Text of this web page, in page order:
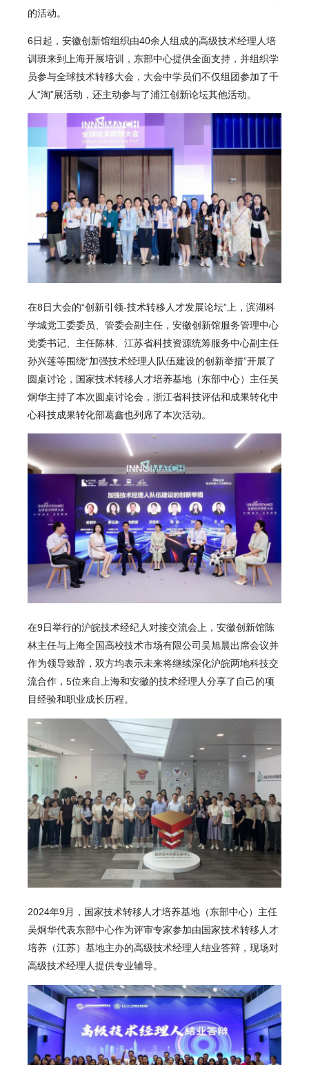
的活动。
6日起，安徽创新馆组织由40余人组成的高级技术经理人培
训班来到上海开展培训，东部中心提供全面支持，并组织学
员参与全球技术转移大会，大会中学员们不仅组团参加了千
人“淘”展活动，还主动参与了浦江创新论坛其他活动。
在8日大会的“创新引领-技术转移人才发展论坛”上，滨湖科
学城党工委委员、管委会副主任，安徽创新馆服务管理中心
党委书记、主任陈林、江苏省科技资源统筹服务中心副主任
孙兴莲等围绕“加强技术经理人队伍建设的创新举措”开展了
圆桌讨论，国家技术转移人才培养基地（东部中心）主任吴
炯华主持了本次圆桌讨论会，浙江省科技评估和成果转化中
心科技成果转化部葛鑫也列席了本次活动。
在9日举行的沪皖技术经纪人对接交流会上，安徽创新馆陈
林主任与上海全国高校技术市场有限公司吴旭晨出席会议并
作为领导致辞，双方均表示未来将继续深化沪皖两地科技交
流合作，5位来自上海和安徽的技术经理人分享了自己的项
目经验和职业成长历程。
2024年9月，国家技术转移人才培养基地（东部中心）主任
吴炯华代表东部中心作为评审专家参加由国家技术转移人才
培养（江苏）基地主办的高级技术经理人结业答辩，现场对
高级技术经理人提供专业辅导。